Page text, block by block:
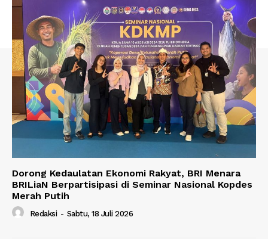
Dorong Kedaulatan Ekonomi Rakyat, BRI Menara
BRILiaN Berpartisipasi di Seminar Nasional Kopdes
Merah Putih
Redaksi - Sabtu, 18 Juli 2026